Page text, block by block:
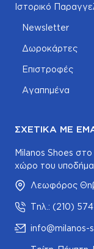
Ιστορικό
Newsletter
Δωροκάρτες
Επιστροφές
Αγαπημένα
ΣΧΕΤΙΚΆ ΜΕ
Milanos Shoes στο
χώρο του
Λεωφόρος
Τηλ.: (210)
info@milanos-